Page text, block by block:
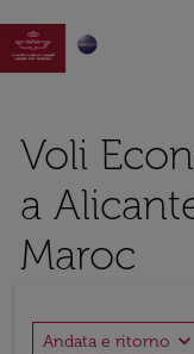

Voli
a
Maroc
Andata e ritorno expand_more